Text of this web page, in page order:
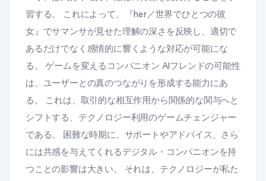
習する。 これによって、『her／世界でひとつの彼
女』でサマンサが見せた理解の深さを反映し、適切で
あるだけでなく感情的に響くような対応が可能にな
る。 ゲームを変えるコンパニオン AIフレンドの可能性
は、ユーザーとの真のつながりを形成する能力にあ
る。 これは、取引的な相互作用から関係的な関与へと
シフトする、テクノロジー利用のゲームチェンジャー
である。 困難な時期に、サポートやアドバイス、さら
には共感を与えてくれるデジタル・コンパニオンを持
つことの影響は大きい。 それは、テクノロジーが私た